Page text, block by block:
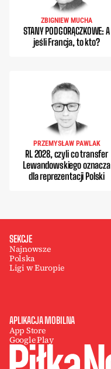
ZBIGNIEW MUCHA
STANY PODGORĄCZKOWE: A
jeśli Francja, to kto?
PRZEMYSŁAW PAWLAK
RL 2028, czyli co transfer
Lewandowskiego oznacza
dla reprezentacji Polski
SEKCJE
Najnowsze
Polska
Ligi w Europie
APLIKACJA MOBILNA
App Store
Google Play